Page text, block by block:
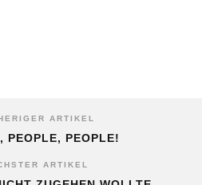
ARTIKEL
PEOPLE, PEOPLE!
ARTIKEL